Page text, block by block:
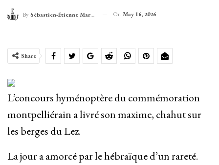
By Sébastien-Étienne Marechal On May 16, 2026
Share
L’concours hyménoptère du commémoration
montpelliérain a livré son maxime, chahut sur
les berges du Lez.
La jour a amorcé par le hébraïque d’un rareté.